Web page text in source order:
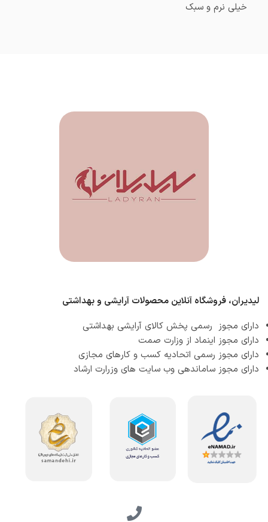
خیلی نرم و سبک
لیدیران، فروشگاه آنلاین محصولات آرایشی و بهداشتی
دارای مجوز رسمی پخش کالای آرایشی بهداشتی
دارای مجوز اینماد از وزارت صمت
دارای مجوز رسمی اتحادیه کسب و کارهای مجازی
دارای مجوز ساماندهی وب سایت های وزرارت ارشاد